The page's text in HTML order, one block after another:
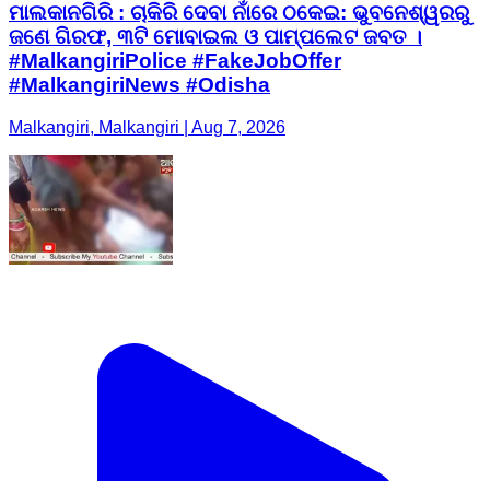
ମାଲକାନଗିରି : ​ଚାକିରି ଦେବା ନାଁରେ ଠକେଇ: ଭୁବନେଶ୍ୱରରୁ
ଜଣେ ଗିରଫ, ୩ଟି ମୋବାଇଲ ଓ ପାମ୍ପଲେଟ ଜବତ ।
#MalkangiriPolice #FakeJobOffer
#MalkangiriNews #Odisha
Malkangiri, Malkangiri | Aug 7, 2026